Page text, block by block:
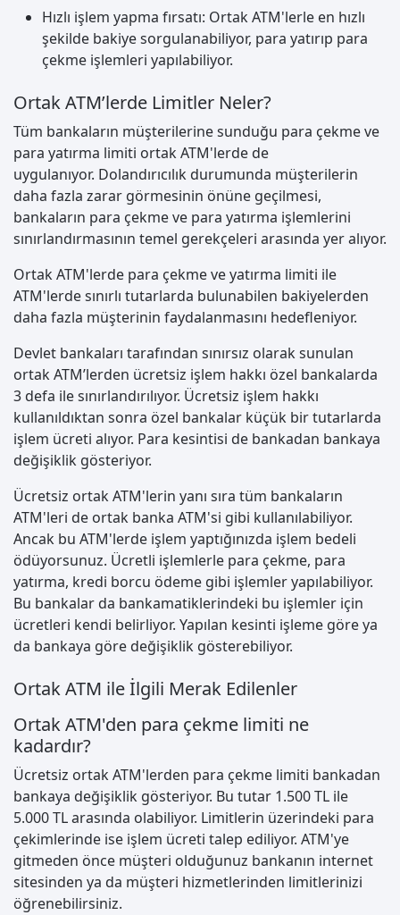
Hızlı işlem yapma fırsatı: Ortak ATM'lerle en hızlı
şekilde bakiye sorgulanabiliyor, para yatırıp para
çekme işlemleri yapılabiliyor.
Ortak ATM’lerde Limitler Neler?
Tüm bankaların müşterilerine sunduğu para çekme ve
para yatırma limiti ortak ATM'lerde de
uygulanıyor. Dolandırıcılık durumunda müşterilerin
daha fazla zarar görmesinin önüne geçilmesi,
bankaların para çekme ve para yatırma işlemlerini
sınırlandırmasının temel gerekçeleri arasında yer alıyor.
Ortak ATM'lerde para çekme ve yatırma limiti ile
ATM'lerde sınırlı tutarlarda bulunabilen bakiyelerden
daha fazla müşterinin faydalanmasını hedefleniyor.
Devlet bankaları tarafından sınırsız olarak sunulan
ortak ATM’lerden ücretsiz işlem hakkı özel bankalarda
3 defa ile sınırlandırılıyor. Ücretsiz işlem hakkı
kullanıldıktan sonra özel bankalar küçük bir tutarlarda
işlem ücreti alıyor. Para kesintisi de bankadan bankaya
değişiklik gösteriyor.
Ücretsiz ortak ATM'lerin yanı sıra tüm bankaların
ATM'leri de ortak banka ATM'si gibi kullanılabiliyor.
Ancak bu ATM'lerde işlem yaptığınızda işlem bedeli
ödüyorsunuz. Ücretli işlemlerle para çekme, para
yatırma, kredi borcu ödeme gibi işlemler yapılabiliyor.
Bu bankalar da bankamatiklerindeki bu işlemler için
ücretleri kendi belirliyor. Yapılan kesinti işleme göre ya
da bankaya göre değişiklik gösterebiliyor.
Ortak ATM ile İlgili Merak Edilenler
Ortak ATM'den para çekme limiti ne
kadardır?
Ücretsiz ortak ATM'lerden para çekme limiti bankadan
bankaya değişiklik gösteriyor. Bu tutar 1.500 TL ile
5.000 TL arasında olabiliyor. Limitlerin üzerindeki para
çekimlerinde ise işlem ücreti talep ediliyor. ATM'ye
gitmeden önce müşteri olduğunuz bankanın internet
sitesinden ya da müşteri hizmetlerinden limitlerinizi
öğrenebilirsiniz.